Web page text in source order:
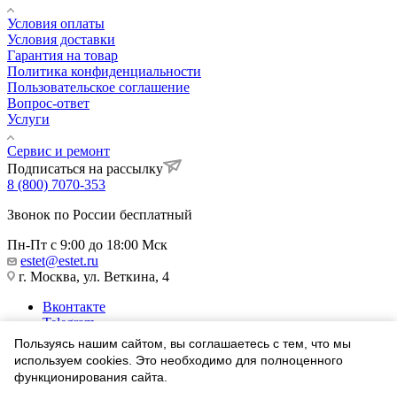
Условия оплаты
Условия доставки
Гарантия на товар
Политика конфиденциальности
Пользовательское соглашение
Вопрос-ответ
Услуги
Сервис и ремонт
Подписаться на рассылку
8 (800) 7070-353
Звонок по России бесплатный
Пн-Пт с 9:00 до 18:00 Мск
estet@estet.ru
г. Москва, ул. Веткина, 4
Вконтакте
Telegram
Одноклассники
WhatsApp
1991-2026 © Ювелирный Дом ЭСТЕТ
Пользуясь нашим сайтом, вы соглашаетесь с тем, что мы
используем cookies. Это необходимо для полноценного
функционирования сайта.